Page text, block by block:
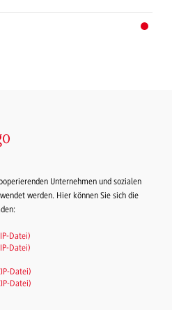
Unternehmen und sozialen
werden. Hier können Sie sich die
Datei)
Datei)
Datei)
Datei)